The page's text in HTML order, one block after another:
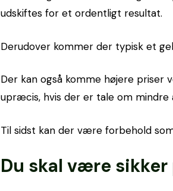
udskiftes for et ordentligt resultat.
Derudover kommer der typisk et
Der kan også komme højere priser
upræcis, hvis der er tale om mindre
Til sidst kan der være forbehold
Du skal være